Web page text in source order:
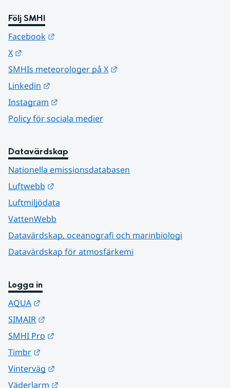
Följ SMHI
Facebook
X
SMHIs meteorologer på X
Linkedin
Instagram
Policy för sociala medier
Datavärdskap
Nationella emissionsdatabasen
Luftwebb
Luftmiljödata
VattenWebb
Datavärdskap, oceanografi och marinbiologi
Datavärdskap för atmosfärkemi
Logga in
AQUA
SIMAIR
SMHI Pro
Timbr
Vinterväg
Väderlarm